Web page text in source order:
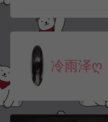
冷雨泽ღ